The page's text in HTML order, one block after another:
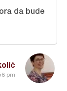
pm
da bude